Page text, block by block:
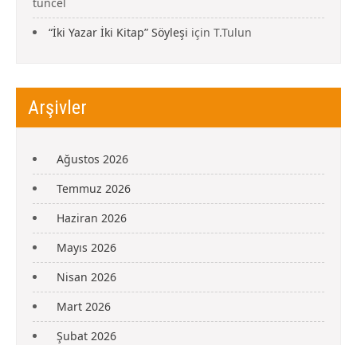
“İki Yazar İki Kitap” Söyleşi için T.Tulun
Arşivler
Ağustos 2026
Temmuz 2026
Haziran 2026
Mayıs 2026
Nisan 2026
Mart 2026
Şubat 2026